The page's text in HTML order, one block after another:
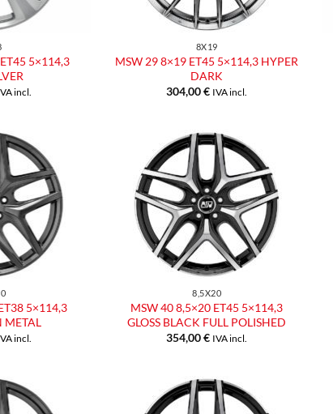
5×114,3
incl.
8X19
MSW 29 8×19 ET45 5×114,3 HYPER
DARK
304,00€ IVA incl.
Aggiungi
alla lista
dei
desideri
5×114,3
METAL
incl.
Aggiungi
alla lista
dei
desideri
8,5X20
MSW 40 8,5×20 ET45 5×114,3
GLOSS BLACK FULL POLISHED
354,00€ IVA incl.